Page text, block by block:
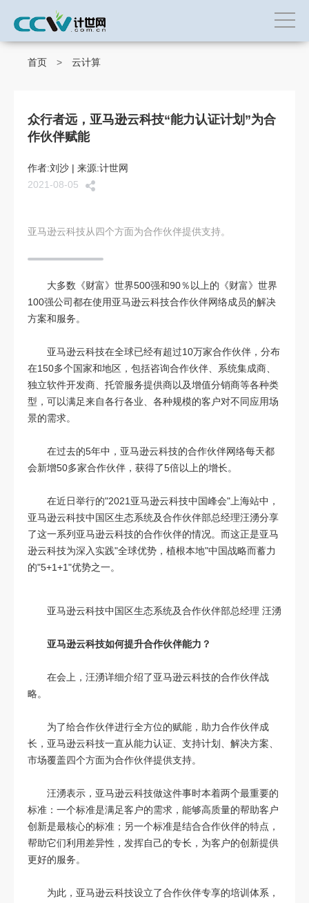
首页 > 云计算
众行者远，亚马逊云科技“能力认证计划”为合
作伙伴赋能
作者:刘沙 | 来源:计世网
2021-08-05
亚马逊云科技从四个方面为合作伙伴提供支持。
大多数《财富》世界500强和90％以上的《财富》世界
100强公司都在使用亚马逊云科技合作伙伴网络成员的解决
方案和服务。
亚马逊云科技在全球已经有超过10万家合作伙伴，分布
在150多个国家和地区，包括咨询合作伙伴、系统集成商、
独立软件开发商、托管服务提供商以及增值分销商等各种类
型，可以满足来自各行各业、各种规模的客户对不同应用场
景的需求。
在过去的5年中，亚马逊云科技的合作伙伴网络每天都
会新增50多家合作伙伴，获得了5倍以上的增长。
在近日举行的"2021亚马逊云科技中国峰会"上海站中，
亚马逊云科技中国区生态系统及合作伙伴部总经理汪湧分享
了这一系列亚马逊云科技的合作伙伴的情况。而这正是亚马
逊云科技为深入实践"全球优势，植根本地"中国战略而蓄力
的"5+1+1"优势之一。
亚马逊云科技中国区生态系统及合作伙伴部总经理 汪湧
亚马逊云科技如何提升合作伙伴能力？
在会上，汪湧详细介绍了亚马逊云科技的合作伙伴战
略。
为了给合作伙伴进行全方位的赋能，助力合作伙伴成
长，亚马逊云科技一直从能力认证、支持计划、解决方案、
市场覆盖四个方面为合作伙伴提供支持。
汪湧表示，亚马逊云科技做这件事时本着两个最重要的
标准：一个标准是满足客户的需求，能够高质量的帮助客户
创新是最核心的标准；另一个标准是结合合作伙伴的特点，
帮助它们利用差异性，发挥自己的专长，为客户的创新提供
更好的服务。
为此，亚马逊云科技设立了合作伙伴专享的培训体系，